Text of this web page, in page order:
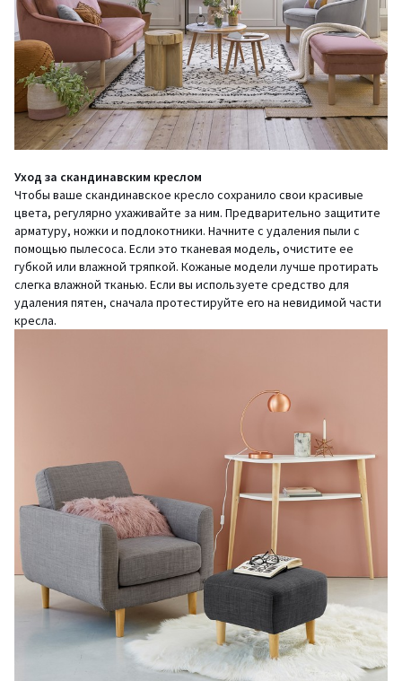
Уход за скандинавским креслом
Чтобы ваше скандинавское кресло сохранило свои красивые
цвета, регулярно ухаживайте за ним. Предварительно защитите
арматуру, ножки и подлокотники. Начните с удаления пыли с
помощью пылесоса. Если это тканевая модель, очистите ее
губкой или влажной тряпкой. Кожаные модели лучше протирать
слегка влажной тканью. Если вы используете средство для
удаления пятен, сначала протестируйте его на невидимой части
кресла.